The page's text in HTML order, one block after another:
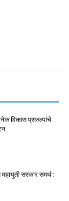
विकास प्रकल्पांचे
सरकार समर्थ :